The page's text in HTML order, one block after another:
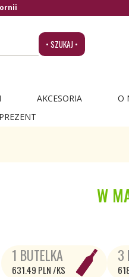
• SZUKAJ •
AKCESORIA O
W
1 BUTELKA
631.49 PLN /KS
3